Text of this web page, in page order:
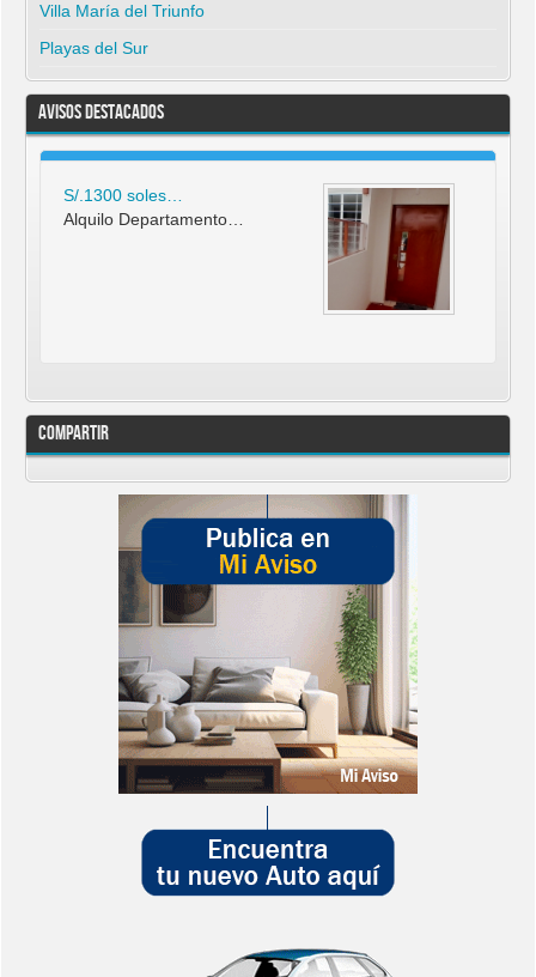
Villa María del Triunfo
Playas del Sur
Avisos Destacados
S/.1300 soles…
Alquilo Departamento…
Compartir